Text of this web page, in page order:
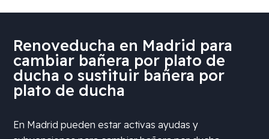
Renoveducha en Madrid para
cambiar bañera por plato de
ducha o sustituir bañera por
plato de ducha
En Madrid pueden estar activas ayudas y